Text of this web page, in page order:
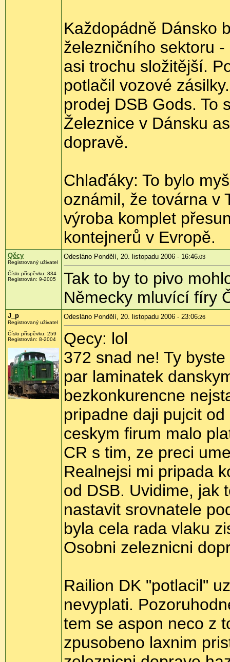
Každopádně Dánsko
železničního sektoru
asi trochu složitější.
potlačil vozové
prodej DSB Gods. To
Železnice v Dánsku
dopravě.
Chlaďáky: To bylo
oznámil, že továrna v
výroba komplet
kontejnerů v Evropě.
Qěcy
Registrovaný uživatel
Číslo příspěvku: 834
Registrován: 9-2005
Odesláno Pondělí, 20. listopadu 2006 - 16:46:03
Tak to by to pivo
Německy mluvící fíry
J_p
Registrovaný uživatel
Číslo příspěvku: 259
Registrován: 8-2004
Odesláno Pondělí, 20. listopadu 2006 - 23:06:26
Qecy: lol
372 snad ne! Ty
par laminatek
bezkonkurencne
pripadne daji pujcit
ceskym firum malo
CR s tim, ze preci
Realnejsi mi pripada
od DSB. Uvidime, jak
nastavit srovnatele
byla cela rada vlaku
Osobni zeleznicni
Railion DK "potlacil"
nevyplati.
tem se aspon neco z
zpusobeno laxnim